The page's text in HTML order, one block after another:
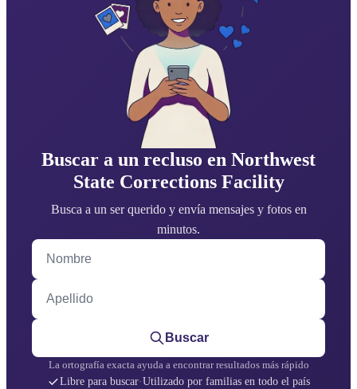
Buscar a un recluso en Northwest
State Corrections Facility
Busca a un ser querido y envía mensajes y fotos en
minutos.
Nombre
Apellido
Buscar
La ortografía exacta ayuda a encontrar resultados más rápido
Libre para buscar·Utilizado por familias en todo el país